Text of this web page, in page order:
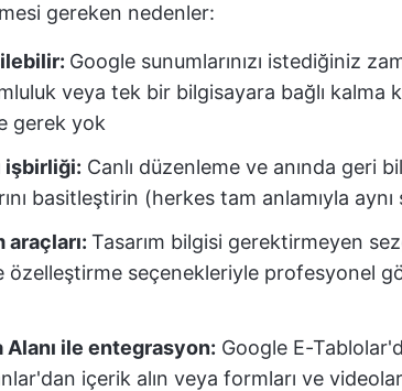
gereken nedenler:
Google sunumlarınızı istediğiniz
veya tek bir bilgisayara bağlı kalma
gerek yok
işbirliği: Canlı düzenleme ve anında geri
basitleştirin (herkes tam anlamıyla
araçları: Tasarım bilgisi gerektirmeyen
özelleştirme seçenekleriyle profesyonel
Alanı ile entegrasyon: Google E-
içerik alın veya formları ve